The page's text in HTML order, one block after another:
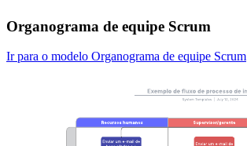
Organograma de equipe Scrum
Ir para o modelo Organograma de equipe Scrum